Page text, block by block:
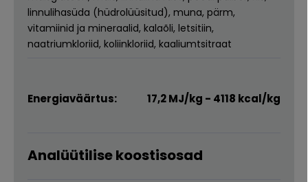
linnulihasüda (hüdrolüüsitud), muna, pärm,
vitamiinid ja mineraalid, kalaõli, letsitiin,
naatriumkloriid, koliinkloriid, kaaliumtsitraat
Energiaväärtus: 17,2 MJ/kg - 4118 kcal/kg
Analüütilise koostisosad